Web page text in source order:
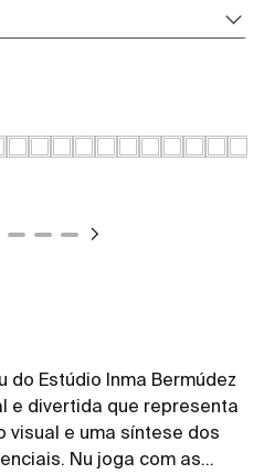
Estúdio Inma Bermúdez
e divertida que representa
visual e uma síntese dos
Nu joga com as